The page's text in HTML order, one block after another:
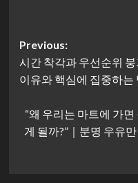
Post
navigation
Previous:
시간 착각과 우선순위
이유와 핵심에 집중하는
“왜 우리는 마트에 가
게 될까?”｜분명 우유